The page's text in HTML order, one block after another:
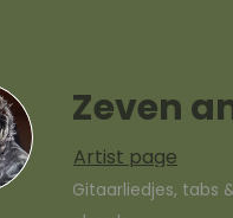
Zeven
Artist page
Gitaarliedjes, tabs